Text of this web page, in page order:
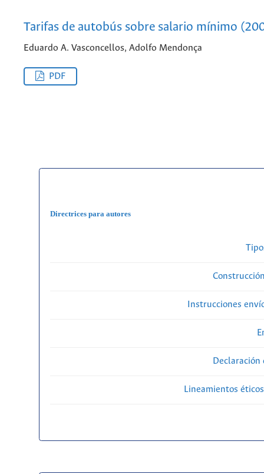
Tarifas de autobús sobre salario mínimo
Eduardo A. Vasconcellos, Adolfo Mendonça
PDF
Directrices para autores
Instrucciones
Lineamientos